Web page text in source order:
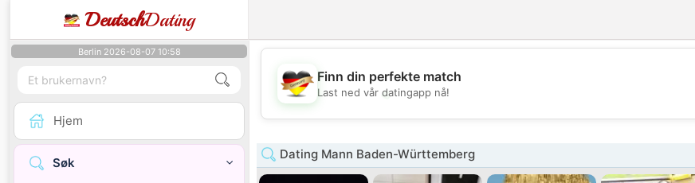
DeutschDating
Berlin 2026-08-07 10:58
Hjem
Søk
💖
💕
Finn din perfekte match
Last ned vår datingapp nå!
Dating Mann Baden-Württemberg